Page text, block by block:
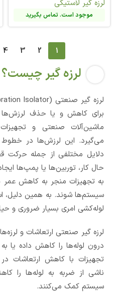
لرزه گیر لاستیکی
موجود است. تماس بگیرید
1
2
3
4
لرزه گیر چیست؟
برای کاهش و یا حذف لرزش‌ها
ماشین‌آلات صنعتی و
می‌گیرد. این لرزش‌ها در
دلایل مختلفی از جمله حرکت
حال کار، توربین‌ها یا پمپ‌ها
به تجهیزات منجر به کاهش عمر
سیستم‌ها شوند. به همین دلیل،
لوله‌کشی امری بسیار ضروری و
لرزه‌ گیر صنعتی ارتعاشات و
درون لوله‌ها را کاهش داده
تجهیزات با کاهش ارتعاشات
ناشی از ضربه به لوله‌ها را
سیستم کمک می‌کنند.